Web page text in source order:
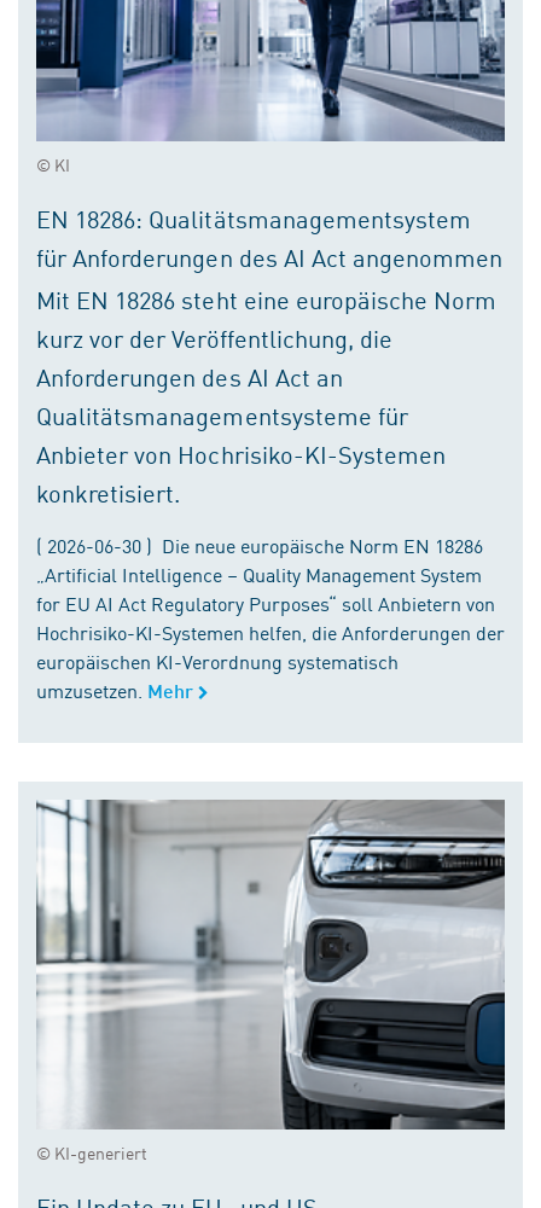
© KI
EN 18286: Qualitätsmanagementsystem
für Anforderungen des AI Act angenommen
Mit EN 18286 steht eine europäische Norm
kurz vor der Veröffentlichung, die
Anforderungen des AI Act an
Qualitätsmanagementsysteme für
Anbieter von Hochrisiko-KI-Systemen
konkretisiert.
( 2026-06-30 ) Die neue europäische Norm EN 18286
„Artificial Intelligence – Quality Management System
for EU AI Act Regulatory Purposes“ soll Anbietern von
Hochrisiko-KI-Systemen helfen, die Anforderungen der
europäischen KI-Verordnung systematisch
umzusetzen. Mehr
© KI-generiert